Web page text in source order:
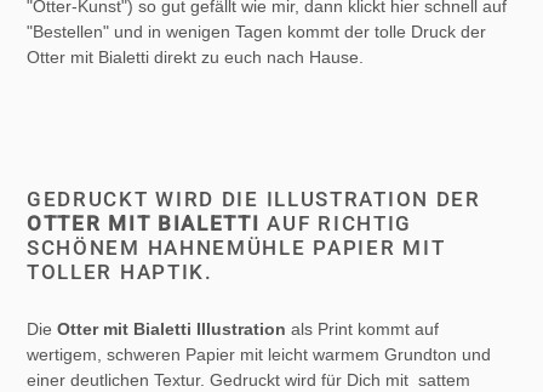
"Otter-Kunst") so gut gefällt wie mir, dann klickt hier schnell auf
"Bestellen" und in wenigen Tagen kommt der tolle Druck der
Otter mit Bialetti direkt zu euch nach Hause.
GEDRUCKT WIRD DIE ILLUSTRATION DER
OTTER MIT BIALETTI AUF RICHTIG
SCHÖNEM HAHNEMÜHLE PAPIER MIT
TOLLER HAPTIK.
Die Otter mit Bialetti Illustration als Print kommt auf
wertigem, schweren Papier mit leicht warmem Grundton und
einer deutlichen Textur. Gedruckt wird für Dich mit sattem